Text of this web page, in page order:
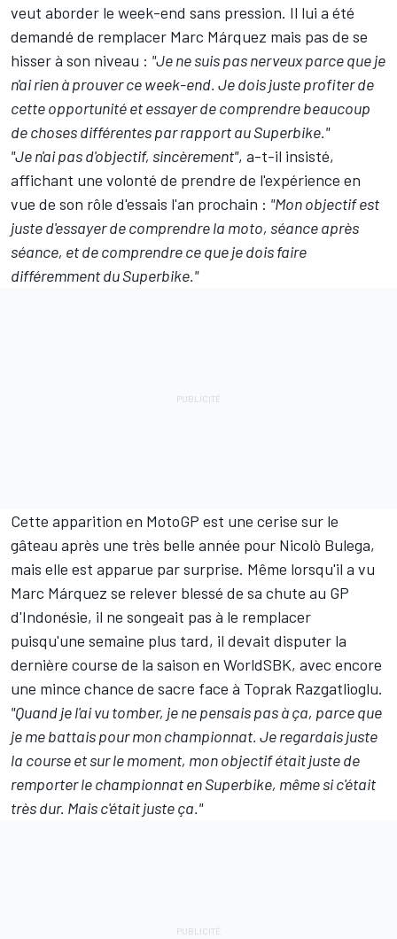
veut aborder le week-end sans pression. Il lui a été
demandé de remplacer Marc Márquez mais pas de se
hisser à son niveau : "Je ne suis pas nerveux parce que je
n'ai rien à prouver ce week-end. Je dois juste profiter de
cette opportunité et essayer de comprendre beaucoup
de choses différentes par rapport au Superbike."
"Je n'ai pas d'objectif, sincèrement", a-t-il insisté,
affichant une volonté de prendre de l'expérience en
vue de son rôle d'essais l'an prochain : "Mon objectif est
juste d'essayer de comprendre la moto, séance après
séance, et de comprendre ce que je dois faire
différemment du Superbike."
Cette apparition en MotoGP est une cerise sur le
gâteau après une très belle année pour Nicolò Bulega,
mais elle est apparue par surprise. Même lorsqu'il a vu
Marc Márquez se relever blessé de sa chute au GP
d'Indonésie, il ne songeait pas à le remplacer
puisqu'une semaine plus tard, il devait disputer la
dernière course de la saison en WorldSBK, avec encore
une mince chance de sacre face à Toprak Razgatlioglu.
"Quand je l'ai vu tomber, je ne pensais pas à ça, parce que
je me battais pour mon championnat. Je regardais juste
la course et sur le moment, mon objectif était juste de
remporter le championnat en Superbike, même si c'était
très dur. Mais c'était juste ça."